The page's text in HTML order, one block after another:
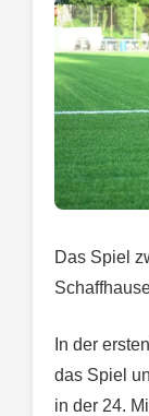
Das Spiel
In der
das Spiel
in der 24.